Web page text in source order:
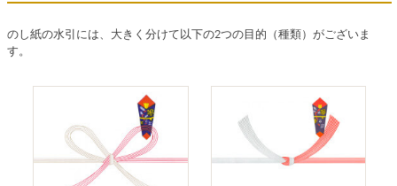
のし紙の水引には、大きく分けて以下の2つの目的（種類）がございま
す。